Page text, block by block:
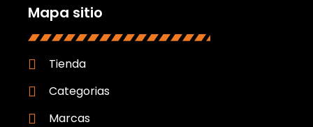
Mapa sitio
Tienda
Categorias
Marcas